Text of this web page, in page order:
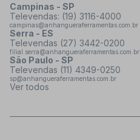
Campinas - SP
Televendas: (19) 3116-4000
campinas@anhangueraferramentas.com.br
Serra - ES
Televendas (27) 3442-0200
filial.serra@anhangueraferramentas.com.br
São Paulo - SP
Televendas (11) 4349-0250
sp@anhangueraferramentas.com.br
Ver todos